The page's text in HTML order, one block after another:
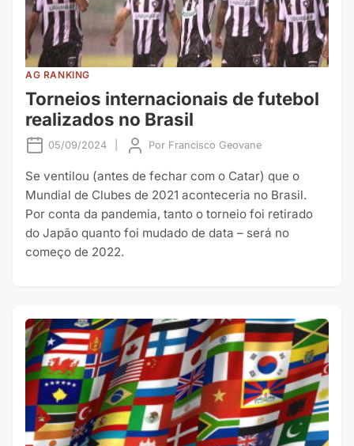
AG RANKING
Torneios internacionais de futebol
realizados no Brasil
05/09/2024 Por Francisco Geovane
Se ventilou (antes de fechar com o Catar) que o
Mundial de Clubes de 2021 aconteceria no Brasil.
Por conta da pandemia, tanto o torneio foi retirado
do Japão quanto foi mudado de data – será no
começo de 2022.